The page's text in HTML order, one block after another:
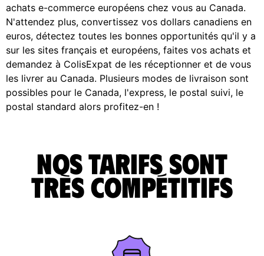
achats e-commerce européens chez vous au Canada.
N'attendez plus, convertissez vos dollars canadiens en
euros, détectez toutes les bonnes opportunités qu'il y a
sur les sites français et européens, faites vos achats et
demandez à ColisExpat de les réceptionner et de vous
les livrer au Canada. Plusieurs modes de livraison sont
possibles pour le Canada, l'express, le postal suivi, le
postal standard alors profitez-en !
Nos tarifs sont
très compétitifs